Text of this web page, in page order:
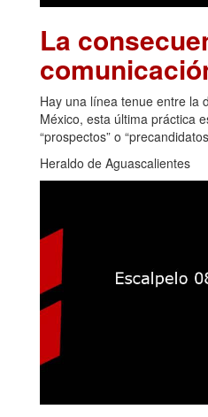
La
Hay una línea tenue entre la
México, esta última práctica
“prospectos” o
Heraldo de Aguascalientes